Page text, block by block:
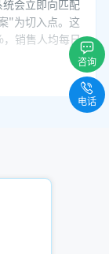
会立即向匹配
"为切入点。这
销售人均每日
，平台与邮
至8分钟，商
咨询
电话